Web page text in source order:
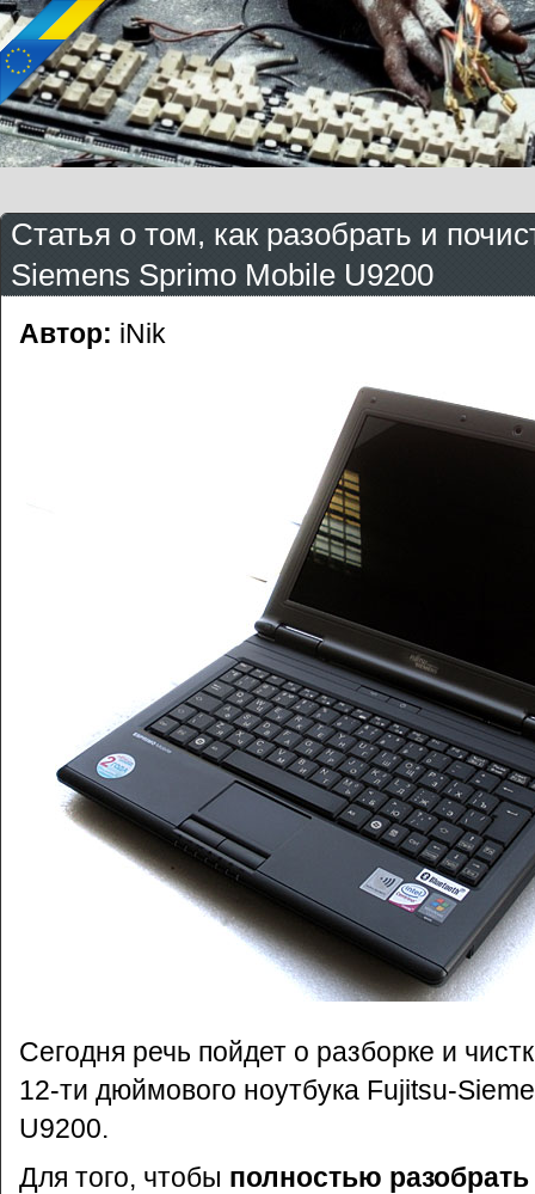
Статья о том, как разобрать и
Siemens Sprimo Mobile U9200
Автор: iNik
Сегодня речь пойдет о разборке и
12-ти дюймового ноутбука Fujitsu-
U9200.
Для того, чтобы полностью разобрать